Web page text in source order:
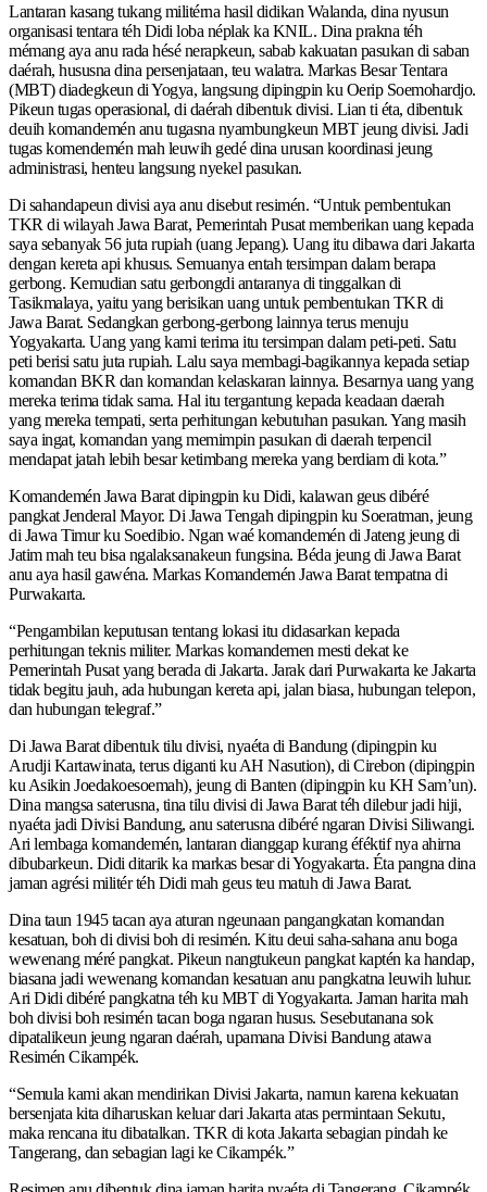
Lantaran kasang tukang militérna hasil didikan Walanda, dina nyusun
organisasi tentara téh Didi loba néplak ka KNIL. Dina prakna téh
mémang aya anu rada hésé nerapkeun, sabab kakuatan pasukan di saban
daérah, hususna dina persenjataan, teu walatra. Markas Besar Tentara
(MBT) diadegkeun di Yogya, langsung dipingpin ku Oerip Soemohardjo.
Pikeun tugas operasional, di daérah dibentuk divisi. Lian ti éta, dibentuk
deuih komandemén anu tugasna nyambungkeun MBT jeung divisi. Jadi
tugas komendemén mah leuwih gedé dina urusan koordinasi jeung
administrasi, henteu langsung nyekel pasukan.
Di sahandapeun divisi aya anu disebut resimén. “Untuk pembentukan
TKR di wilayah Jawa Barat, Pemerintah Pusat memberikan uang kepada
saya sebanyak 56 juta rupiah (uang Jepang). Uang itu dibawa dari Jakarta
dengan kereta api khusus. Semuanya entah tersimpan dalam berapa
gerbong. Kemudian satu gerbongdi antaranya di tinggalkan di
Tasikmalaya, yaitu yang berisikan uang untuk pembentukan TKR di
Jawa Barat. Sedangkan gerbong-gerbong lainnya terus menuju
Yogyakarta. Uang yang kami terima itu tersimpan dalam peti-peti. Satu
peti berisi satu juta rupiah. Lalu saya membagi-bagikannya kepada setiap
komandan BKR dan komandan kelaskaran lainnya. Besarnya uang yang
mereka terima tidak sama. Hal itu tergantung kepada keadaan daerah
yang mereka tempati, serta perhitungan kebutuhan pasukan. Yang masih
saya ingat, komandan yang memimpin pasukan di daerah terpencil
mendapat jatah lebih besar ketimbang mereka yang berdiam di kota.”
Komandemén Jawa Barat dipingpin ku Didi, kalawan geus dibéré
pangkat Jenderal Mayor. Di Jawa Tengah dipingpin ku Soeratman, jeung
di Jawa Timur ku Soedibio. Ngan waé komandemén di Jateng jeung di
Jatim mah teu bisa ngalaksanakeun fungsina. Béda jeung di Jawa Barat
anu aya hasil gawéna. Markas Komandemén Jawa Barat tempatna di
Purwakarta.
“Pengambilan keputusan tentang lokasi itu didasarkan kepada
perhitungan teknis militer. Markas komandemen mesti dekat ke
Pemerintah Pusat yang berada di Jakarta. Jarak dari Purwakarta ke Jakarta
tidak begitu jauh, ada hubungan kereta api, jalan biasa, hubungan telepon,
dan hubungan telegraf.”
Di Jawa Barat dibentuk tilu divisi, nyaéta di Bandung (dipingpin ku
Arudji Kartawinata, terus diganti ku AH Nasution), di Cirebon (dipingpin
ku Asikin Joedakoesoemah), jeung di Banten (dipingpin ku KH Sam’un).
Dina mangsa saterusna, tina tilu divisi di Jawa Barat téh dilebur jadi hiji,
nyaéta jadi Divisi Bandung, anu saterusna dibéré ngaran Divisi Siliwangi.
Ari lembaga komandemén, lantaran dianggap kurang éféktif nya ahirna
dibubarkeun. Didi ditarik ka markas besar di Yogyakarta. Éta pangna dina
jaman agrési militér téh Didi mah geus teu matuh di Jawa Barat.
Dina taun 1945 tacan aya aturan ngeunaan pangangkatan komandan
kesatuan, boh di divisi boh di resimén. Kitu deui saha-sahana anu boga
wewenang méré pangkat. Pikeun nangtukeun pangkat kaptén ka handap,
biasana jadi wewenang komandan kesatuan anu pangkatna leuwih luhur.
Ari Didi dibéré pangkatna téh ku MBT di Yogyakarta. Jaman harita mah
boh divisi boh resimén tacan boga ngaran husus. Sesebutanana sok
dipatalikeun jeung ngaran daérah, upamana Divisi Bandung atawa
Resimén Cikampék.
“Semula kami akan mendirikan Divisi Jakarta, namun karena kekuatan
bersenjata kita diharuskan keluar dari Jakarta atas permintaan Sekutu,
maka rencana itu dibatalkan. TKR di kota Jakarta sebagian pindah ke
Tangerang, dan sebagian lagi ke Cikampék.”